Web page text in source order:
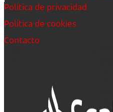
Política de privacidad
Política de cookies
Contacto